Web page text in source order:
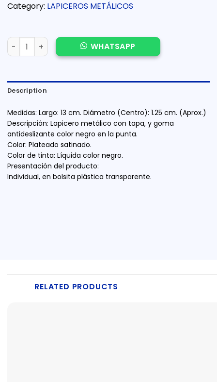
Category: LAPICEROS METÁLICOS
LAPICERO METÁLICO quantityWHATSAPP
Description
Medidas: Largo: 13 cm. Diámetro (Centro): 1.25 cm. (Aprox.)
Descripción: Lapicero metálico con tapa, y goma
antideslizante color negro en la punta.
Color: Plateado satinado.
Color de tinta: Líquida color negro.
Presentación del producto:
Individual, en bolsita plástica transparente.
RELATED PRODUCTS